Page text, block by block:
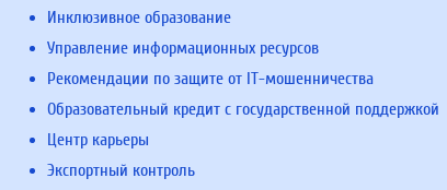
Инклюзивное образование
Управление информационных ресурсов
Рекомендации по защите от IT-мошенничества
Образовательный кредит с государственной поддержкой
Центр карьеры
Экспортный контроль